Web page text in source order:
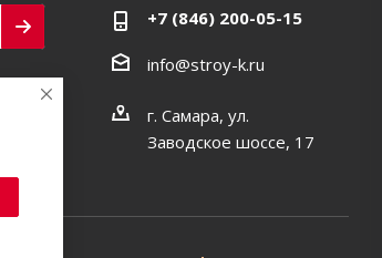
+7 (846) 200-05-15
info@stroy-k.ru
г. Самара, ул.
Заводское шоссе, 17